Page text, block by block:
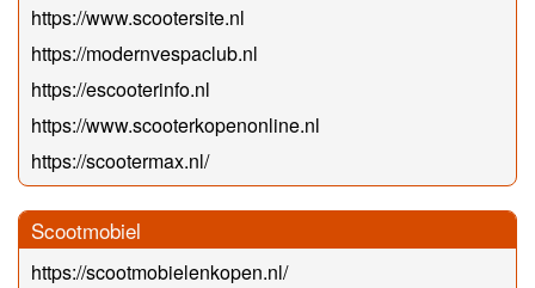
https://www.scootersite.nl
https://modernvespaclub.nl
https://escooterinfo.nl
https://www.scooterkopenonline.nl
https://scootermax.nl/
Scootmobiel
https://scootmobielenkopen.nl/